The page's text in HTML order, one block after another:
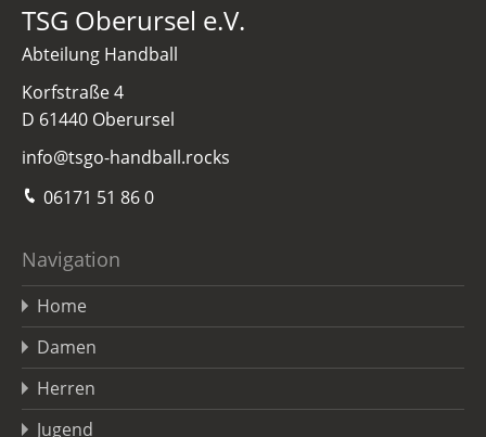
TSG Oberursel e.V.
Abteilung Handball
Korfstraße 4
D 61440 Oberursel
info@tsgo-handball.rocks
06171 51 86 0
Navigation
Home
Damen
Herren
Jugend